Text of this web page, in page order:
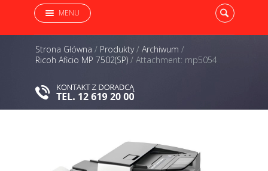
MENU
Strona Główna / Produkty/ Archiwum /
Ricoh Aficio MP 7502(SP) / Attachment: mp5054